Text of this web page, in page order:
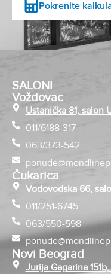
Pokrenite
SALONI
Voždovac
Ustanička 81, salon
011/6188-317
063/373-542
Čukarica
Vodovodska 66,
011/251-6745
063/550-598
Novi Beograd
Jurija Gagarina